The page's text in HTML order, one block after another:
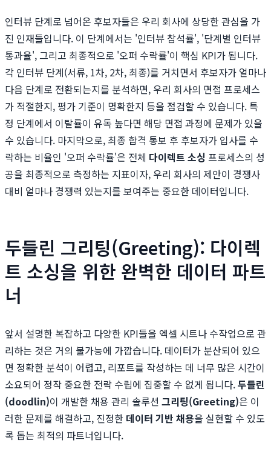
인터뷰 단계로 넘어온 후보자들은 우리 회사에 상당한 관심을 가
진 인재들입니다. 이 단계에서는 '인터뷰 참석률', '단계별 인터뷰
통과율', 그리고 최종적으로 '오퍼 수락률'이 핵심 KPI가 됩니다.
각 인터뷰 단계(서류, 1차, 2차, 최종)를 거치면서 후보자가 얼마나
다음 단계로 전환되는지를 분석하면, 우리 회사의 면접 프로세스
가 적절한지, 평가 기준이 명확한지 등을 점검할 수 있습니다. 특
정 단계에서 이탈률이 유독 높다면 해당 면접 과정에 문제가 있을
수 있습니다. 마지막으로, 최종 합격 통보 후 후보자가 입사를 수
락하는 비율인 '오퍼 수락률'은 전체 다이렉트 소싱 프로세스의 성
공을 최종적으로 측정하는 지표이자, 우리 회사의 제안이 경쟁사
대비 얼마나 경쟁력 있는지를 보여주는 중요한 데이터입니다.
두들린 그리팅(Greeting): 다이렉
트 소싱을 위한 완벽한 데이터 파트
너
앞서 설명한 복잡하고 다양한 KPI들을 엑셀 시트나 수작업으로 관
리하는 것은 거의 불가능에 가깝습니다. 데이터가 분산되어 있으
면 정확한 분석이 어렵고, 리포트를 작성하는 데 너무 많은 시간이
소요되어 정작 중요한 전략 수립에 집중할 수 없게 됩니다.두들린
(doodlin)이 개발한 채용 관리 솔루션 그리팅(Greeting)은 이
러한 문제를 해결하고, 진정한 데이터 기반 채용을 실현할 수 있도
록 돕는 최적의 파트너입니다.